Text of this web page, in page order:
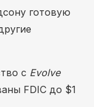
готовую
с Evolve
FDIC до $1